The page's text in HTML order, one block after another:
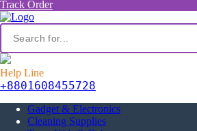
Track Order
Help Line
+8801608455728
Gadget & Electronics
Cleaning Supplies